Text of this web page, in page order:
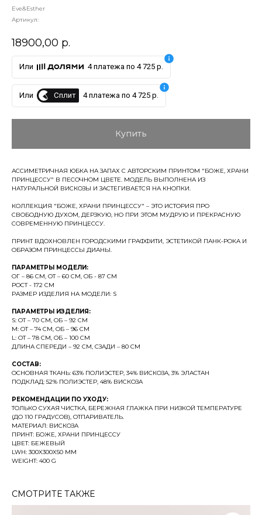
Eve&Esther
Артикул:
18900,00 р.
Или 4 платежа по 4 725 р.
Или Сплит 4 платежа по 4 725 р.
Купить
АССИМЕТРИЧНАЯ ЮБКА НА ЗАПАХ С АВТОРСКИМ ПРИНТОМ "БОЖЕ, ХРАНИ
ПРИНЦЕССУ" В ПЕСОЧНОМ ЦВЕТЕ. МОДЕЛЬ ВЫПОЛНЕНА ИЗ
НАТУРАЛЬНОЙ ВИСКОЗЫ И ЗАСТЕГИВАЕТСЯ НА КНОПКИ.
КОЛЛЕКЦИЯ "БОЖЕ, ХРАНИ ПРИНЦЕССУ" – ЭТО ИСТОРИЯ ПРО
СВОБОДНУЮ ДУХОМ, ДЕРЗКУЮ, НО ПРИ ЭТОМ МУДРУЮ И ПРЕКРАСНУЮ
СОВРЕМЕННУЮ ПРИНЦЕССУ.
ПРИНТ ВДОХНОВЛЕН ГОРОДСКИМИ ГРАФФИТИ, ЭСТЕТИКОЙ ПАНК-РОКА И
ОБРАЗОМ ПРИНЦЕССЫ ДИАНЫ.
ПАРАМЕТРЫ МОДЕЛИ:
ОГ – 86 СМ, ОТ – 60 СМ, ОБ - 87 СМ
РОСТ - 172 СМ
РАЗМЕР ИЗДЕЛИЯ НА МОДЕЛИ: S
ПАРАМЕТРЫ ИЗДЕЛИЯ:
S: ОТ – 70 СМ, ОБ – 92 СМ
М: ОТ – 74 СМ, ОБ – 96 СМ
L: ОТ – 78 СМ, ОБ – 100 СМ
ДЛИНА СПЕРЕДИ – 92 СМ, СЗАДИ – 80 СМ
СОСТАВ:
ОСНОВНАЯ ТКАНЬ: 63% ПОЛИЭСТЕР, 34% ВИСКОЗА, 3% ЭЛАСТАН
ПОДКЛАД: 52% ПОЛИЭСТЕР, 48% ВИСКОЗА
РЕКОМЕНДАЦИИ ПО УХОДУ:
ТОЛЬКО СУХАЯ ЧИСТКА, БЕРЕЖНАЯ ГЛАЖКА ПРИ НИЗКОЙ ТЕМПЕРАТУРЕ
(ДО 110 ГРАДУСОВ), ОТПАРИВАТЕЛЬ.
МАТЕРИАЛ: ВИСКОЗА
ПРИНТ: БОЖЕ, ХРАНИ ПРИНЦЕССУ
ЦВЕТ: БЕЖЕВЫЙ
LWH: 300X300X50 MM
WEIGHT: 400 G
СМОТРИТЕ ТАКЖЕ